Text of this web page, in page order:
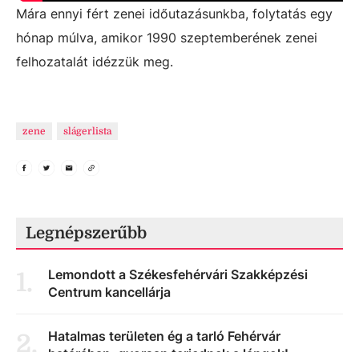
Mára ennyi fért zenei időutazásunkba, folytatás egy
hónap múlva, amikor 1990 szeptemberének zenei
felhozatalát idézzük meg.
zene slágerlista
Legnépszerűbb
1.
Lemondott a Székesfehérvári Szakképzési
Centrum kancellárja
2.
Hatalmas területen ég a tarló Fehérvár